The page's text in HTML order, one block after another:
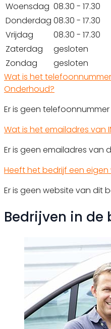
Woensdag 08.30 - 17.30
Donderdag 08.30 - 17.30
Vrijdag
08.30 - 17.30
Zaterdag
gesloten
Zondag
gesloten
Wat is het telefoonnummer
Onderhoud?
Er is geen
Wat is het emailadres van
Er is geen emailadres van
Heeft het bedrijf een eigen
Er is geen website van dit
Bedrijven in de